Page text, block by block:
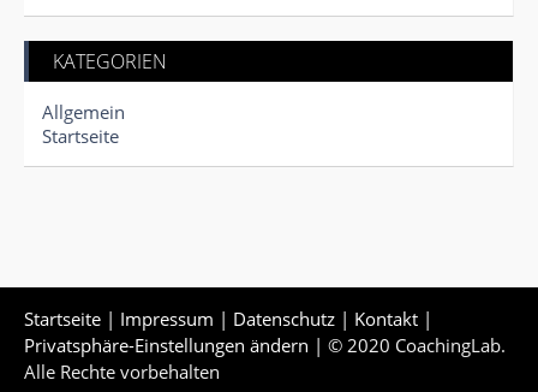
KATEGORIEN
Allgemein
Startseite
Startseite | Impressum | Datenschutz | Kontakt |
Privatsphäre-Einstellungen ändern | © 2020 CoachingLab.
Alle Rechte vorbehalten